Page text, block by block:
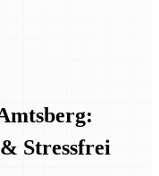
Stressfrei